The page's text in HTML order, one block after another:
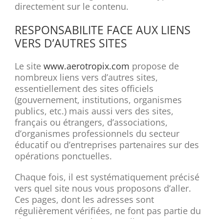
directement sur le contenu.
RESPONSABILITE FACE AUX LIENS
VERS D’AUTRES SITES
Le site www.aerotropix.com propose de
nombreux liens vers d’autres sites,
essentiellement des sites officiels
(gouvernement, institutions, organismes
publics, etc.) mais aussi vers des sites,
français ou étrangers, d’associations,
d’organismes professionnels du secteur
éducatif ou d’entreprises partenaires sur des
opérations ponctuelles.
Chaque fois, il est systématiquement précisé
vers quel site nous vous proposons d’aller.
Ces pages, dont les adresses sont
régulièrement vérifiées, ne font pas partie du